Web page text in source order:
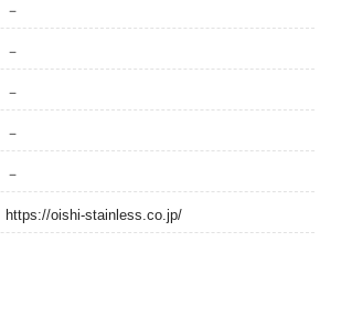
－
－
－
－
－
https://oishi-stainless.co.jp/